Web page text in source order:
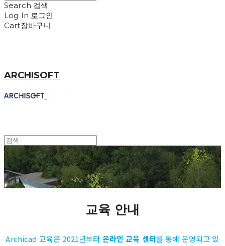
Search 검색
Log In 로그인
Cart장바구니
ARCHISOFT
교육 안내
Archicad 교육은 2021년부터 온라인 교육 센터를 통해 운영되고 있